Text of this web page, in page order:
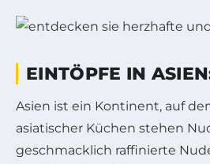
EINTÖPFE IN
Asien ist ein Kontinent, auf
asiatischer Küchen stehen
geschmacklich raffinierte